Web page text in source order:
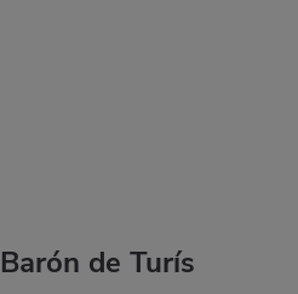
Barón de Turís